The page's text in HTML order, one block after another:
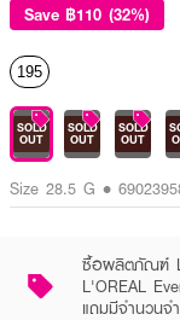
Save ฿110 (32%)
195
SOLD
OUT
SOLD
OUT
SOLD
OUT
Size 28.5 G •
ซื้อผลิตภัณฑ์
L'OREAL
แถมมีจำนวนจ